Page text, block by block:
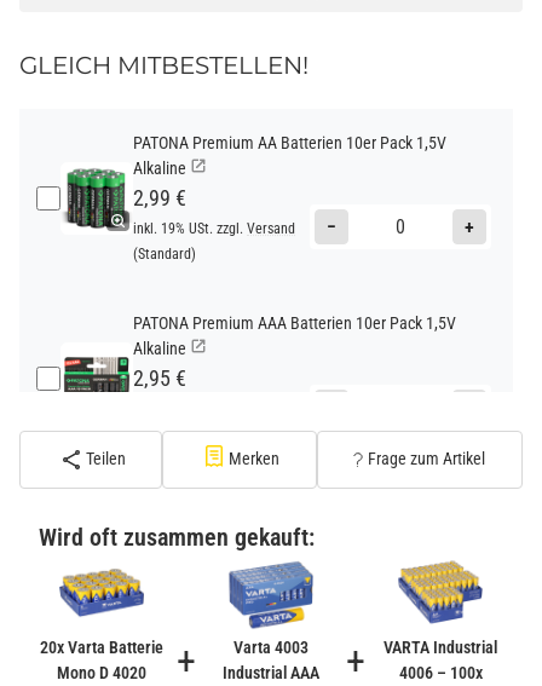
GLEICH MITBESTELLEN!
PATONA Premium AA Batterien 10er Pack 1,5V
Alkaline
2,99 €
inkl. 19% USt. zzgl. Versand
(Standard)
− +
PATONA Premium AAA Batterien 10er Pack 1,5V
Alkaline
2,95 €
(Standard)
Lithium
inkl. 19% USt. zzgl.Versand
(Gefahrgut UN3090 Versand
gem. SV188 ADR)
+
Teilen Merken Frage zum Artikel
Wird oft zusammen gekauft:
20x Varta Batterie
Mono D 4020
+
Varta 4003
Industrial AAA
+
VARTA Industrial
4006 – 100x